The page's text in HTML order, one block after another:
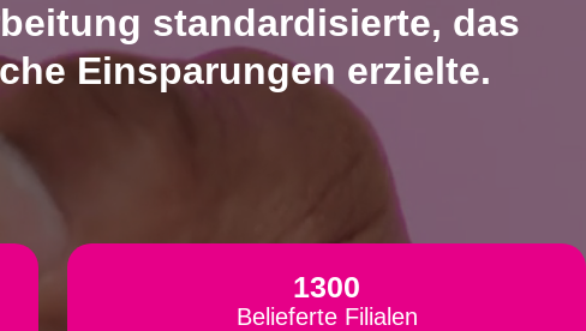
standardisierte, das
Einsparungen erzielte.
1300
Belieferte Filialen